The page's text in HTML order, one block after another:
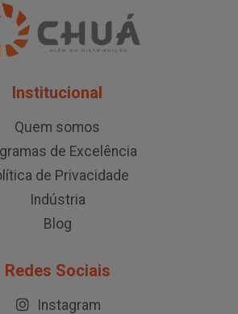
Institucional
Quem somos
de Excelência
de Privacidade
Indústria
Blog
Redes Sociais
Instagram